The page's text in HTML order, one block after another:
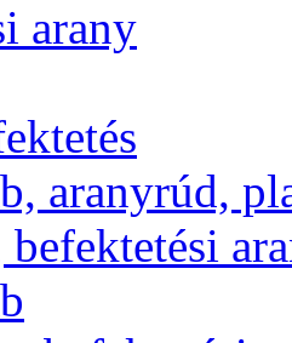
arany
aranyrúd,